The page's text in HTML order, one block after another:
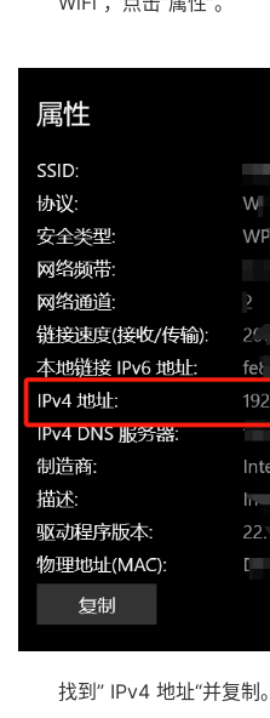
找到” IPv4 地址“并复制。